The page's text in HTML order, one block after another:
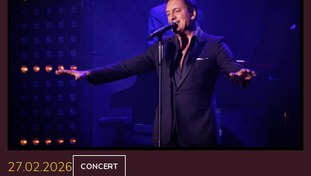
27.02.2026 CONCERT